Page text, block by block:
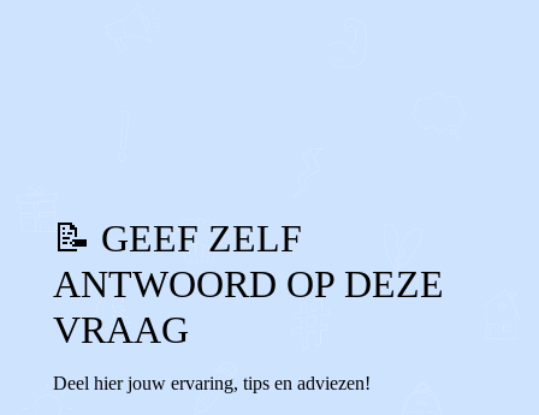
📝 GEEF ZELF
ANTWOORD OP DEZE
VRAAG
Deel hier jouw ervaring, tips en adviezen!